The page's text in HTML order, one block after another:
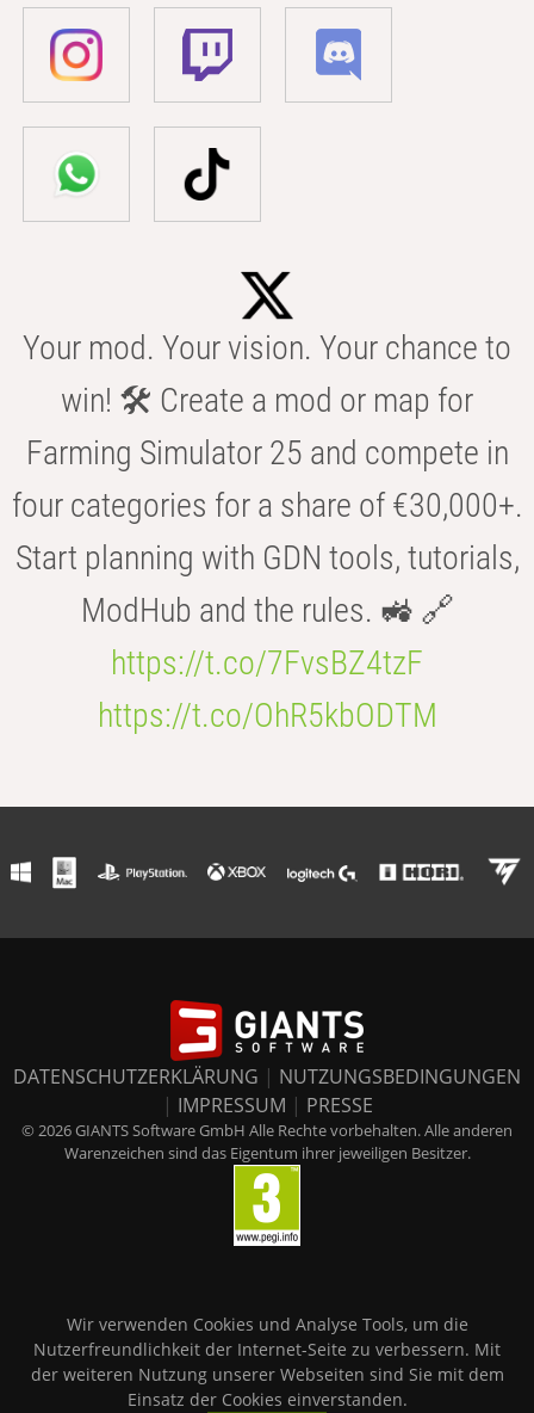
Your mod. Your vision. Your chance to
win! 🛠️ Create a mod or map for
Farming Simulator 25 and compete in
four categories for a share of €30,000+.
Start planning with GDN tools, tutorials,
ModHub and the rules. 🚜 🔗
https://t.co/7FvsBZ4tzF
https://t.co/OhR5kbODTM
DATENSCHUTZERKLÄRUNG | NUTZUNGSBEDINGUNGEN
| IMPRESSUM | PRESSE
© 2026 GIANTS Software GmbH Alle Rechte vorbehalten. Alle anderen
Warenzeichen sind das Eigentum ihrer jeweiligen Besitzer.
Wir verwenden Cookies und Analyse Tools, um die
Nutzerfreundlichkeit der Internet-Seite zu verbessern. Mit
der weiteren Nutzung unserer Webseiten sind Sie mit dem
Einsatz der Cookies einverstanden.